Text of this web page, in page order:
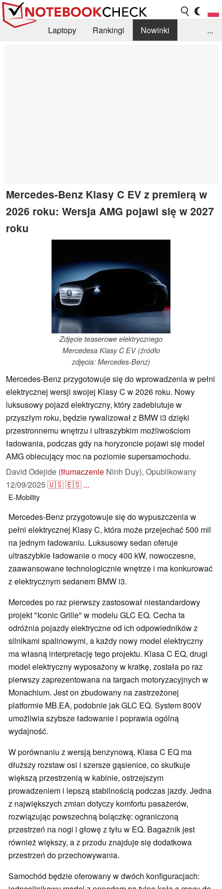
Laptopy Rankingi
Nowinki
...
Mercedes-Benz Klasy C EV z premierą w
2026 roku: Wersja AMG pojawi się w 2027
roku
Zdjęcie teaserowe elektrycznego
Mercedesa Klasy C EV (źródło
zdjęcia: Mercedes-Benz)
Mercedes-Benz przygotowuje się do wprowadzenia w pełni
elektrycznej wersji swojej Klasy C w 2026 roku. Nowy
luksusowy pojazd elektryczny, który zadebiutuje w
przyszłym roku, będzie rywalizował z BMW i3 dzięki
przestronnemu wnętrzu i ultraszybkim możliwościom
ładowania, podczas gdy na horyzoncie pojawi się model
AMG obiecujący moc na poziomie supersamochodu.
David Odejide (tłumaczenie Ninh Duy), Opublikowany
12/09/2025🇺🇸🇪🇸 ...
E-Mobility
Mercedes-Benz przygotowuje się do wypuszczenia w
pełni elektrycznej Klasy C, która może przejechać 500 mil
na jednym ładowaniu. Luksusowy sedan oferuje
ultraszybkie ładowanie o mocy 400 kW, nowoczesne,
zaawansowane technologicznie wnętrze i ma konkurować
z elektrycznym sedanem BMW i3.
Mercedes po raz pierwszy zastosował niestandardowy
projekt "Iconic Grille" w modelu GLC EQ. Cecha ta
odróżnia pojazdy elektryczne od ich odpowiedników z
silnikami spalinowymi, a każdy nowy model elektryczny
ma własną interpretację tego projektu. Klasa C EQ, drugi
model elektryczny wyposażony w kratkę, została po raz
pierwszy zaprezentowana na targach motoryzacyjnych w
Monachium. Jest on zbudowany na zastrzeżonej
platformie MB.EA, podobnie jak GLC EQ. System 800V
umożliwia szybsze ładowanie i poprawia ogólną
wydajność.
W porównaniu z wersją benzynową, Klasa C EQ ma
dłuższy rozstaw osi i szersze gąsienice, co skutkuje
większą przestrzenią w kabinie, ostrzejszym
prowadzeniem i lepszą stabilnością podczas jazdy. Jedna
z największych zmian dotyczy komfortu pasażerów,
rozwiązując powszechną bolączkę: ograniczoną
przestrzeń na nogi i głowę z tyłu w EQ. Bagażnik jest
również większy, a z przodu znajduje się dodatkowa
przestrzeń do przechowywania.
Samochód będzie oferowany w dwóch konfiguracjach: